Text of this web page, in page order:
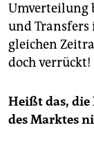
Umverteilung
und
gleichen
doch verrückt!
Heißt das,
des Marktes